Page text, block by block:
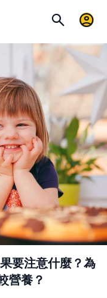
要注意什麼？為
營養？